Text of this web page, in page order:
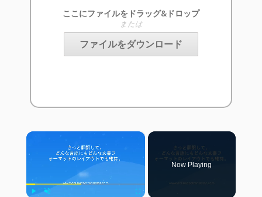
ここにファイルをドラッグ&ドロップ
または
ファイルをダウンロード
×
Now Playing